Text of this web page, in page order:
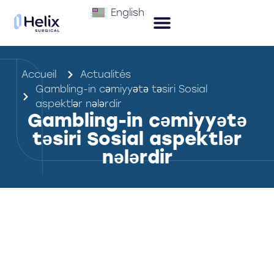
English
Accueil
Actualités
Gambling-in cəmiyyətə təsiri Sosial
aspektlər nələrdir
Gambling-in cəmiyyətə
təsiri Sosial aspektlər
nələrdir